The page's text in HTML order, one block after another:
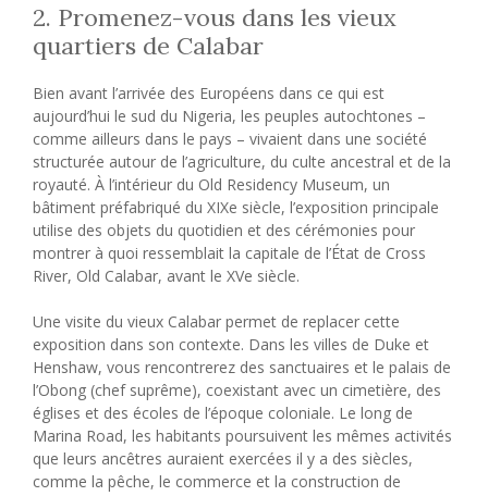
2. Promenez-vous dans les vieux
quartiers de Calabar
Bien avant l’arrivée des Européens dans ce qui est
aujourd’hui le sud du Nigeria, les peuples autochtones –
comme ailleurs dans le pays – vivaient dans une société
structurée autour de l’agriculture, du culte ancestral et de la
royauté. À l’intérieur du Old Residency Museum, un
bâtiment préfabriqué du XIXe siècle, l’exposition principale
utilise des objets du quotidien et des cérémonies pour
montrer à quoi ressemblait la capitale de l’État de Cross
River, Old Calabar, avant le XVe siècle.
Une visite du vieux Calabar permet de replacer cette
exposition dans son contexte. Dans les villes de Duke et
Henshaw, vous rencontrerez des sanctuaires et le palais de
l’Obong (chef suprême), coexistant avec un cimetière, des
églises et des écoles de l’époque coloniale. Le long de
Marina Road, les habitants poursuivent les mêmes activités
que leurs ancêtres auraient exercées il y a des siècles,
comme la pêche, le commerce et la construction de